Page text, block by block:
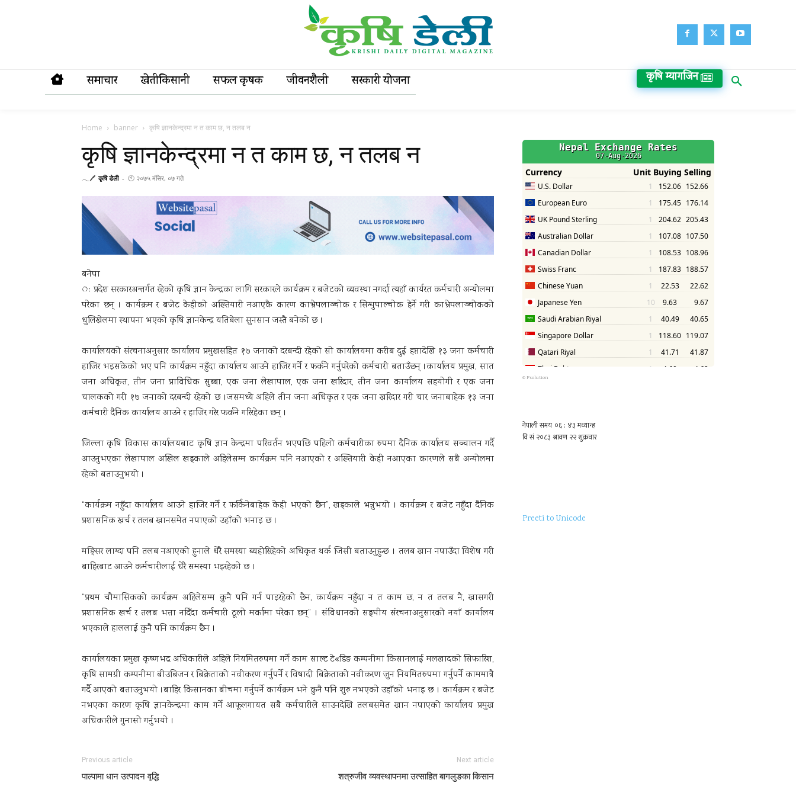
समाचार खेतीकिसानी सफल कृषक जीवनशैली सरकारी याेजना कृषि म्यागजिन
Home banner कृषि ज्ञानकेन्द्रमा न त काम छ, न तलब न
कृषि ज्ञानकेन्द्रमा न त काम छ, न तलब न
𓂃🖊 कृषि डेली - 🕚 २०७५ मंसिर, ०७ गते
बनेपा
ः प्रदेश सरकारअन्तर्गत रहेको कृषि ज्ञान केन्द्रका लागि सरकारले कार्यक्रम र बजेटको व्यवस्था नगर्दा त्यहाँ कार्यरत कर्मचारी अन्योलमा
परेका छन् । कार्यक्रम र बजेट केहीको अख्तियारी नआएकै कारण काभ्रेपलाञ्चोक र सिन्धुपाल्चोक हेर्ने गरी काभ्रेपलाञ्चोकको
धुलिखेलमा स्थापना भएको कृषि ज्ञानकेन्द्र यतिबेला सुनसान जस्तै बनेको छ ।
कार्यालयको संरचनाअनुसार कार्यालय प्रमुखसहित १७ जनाको दरबन्दी रहेको सो कार्यालयमा करीब दुई हप्तादेखि १३ जना कर्मचारी
हाजिर भइसकेको भए पनि कार्यक्रम नहुँदा कार्यालय आउने हाजिर गर्ने र फर्कने गर्नुपरेको कर्मचारी बताउँछन् ।कार्यालय प्रमुख, सात
जना अधिकृत, तीन जना प्राविधिक सुब्बा, एक जना लेखापाल, एक जना खरिदार, तीन जना कार्यालय सहयोगी र एक जना
चालकको गरी १७ जनाको दरबन्दी रहेको छ ।जसमध्ये अहिले तीन जना अधिकृत र एक जना खरिदार गरी चार जनाबाहेक १३ जना
कर्मचारी दैनिक कार्यालय आउने र हाजिर गरेर फर्कने गरिरहेका छन् ।
जिल्ला कृषि विकास कार्यालयबाट कृषि ज्ञान केन्द्रमा परिवर्तन भएपछि पहिलो कर्मचारीका रुपमा दैनिक कार्यालय सञ्चालन गर्दै
आउनुभएका लेखापाल अखिल खड्काले अहिलेसम्म कार्यक्रम पनि नआएको र अख्तियारी केही नआएका कारणले सबै अन्योलमा
रहेको बताउनुभयो ।
“कार्यक्रम नहुँदा कार्यालय आउने हाजिर गर्ने र फर्किनेबाहेक केही भएको छैन”, खड्काले भन्नुभयो । कार्यक्रम र बजेट नहुँदा दैनिक
प्रशासनिक खर्च र तलब खानसमेत नपाएको उहाँको भनाइ छ ।
मङ्सिर लाग्दा पनि तलब नआएको हुनाले धेरै समस्या ब्यहोरिरहेको अधिकृत थर्क जिसी बताउनुहुन्छ । तलब खान नपाउँदा विशेष गरी
बाहिरबाट आउने कर्मचारीलाई धेरै समस्या भइरहेको छ ।
“प्रथम चौमासिकको कार्यक्रम अहिलेसम्म कुनै पनि गर्न पाइरहेको छैन, कार्यक्रम नहुँदा न त काम छ, न त तलब नै, खासगरी
प्रशासनिक खर्च र तलब भत्ता नदिँदा कर्मचारी ठूलो मर्कामा परेका छन्” । संविधानको सङ्घीय संरचनाअनुसारको नयाँ कार्यालय
भएकाले हाललाई कुनै पनि कार्यक्रम छैन ।
कार्यालयका प्रमुख कृष्णभद्र अधिकारीले अहिले नियमितरुपमा गर्ने काम साल्ट टे«डिङ कम्पनीमा किसानलाई मलखादको सिफारिश,
कृषि सामग्री कम्पनीमा बीउबिजन र बिक्रेताको नवीकरण गर्नुपर्ने र विषादी बिक्रेताको नवीकरण जुन नियमितरुपमा गर्नुपर्ने काममात्रै
गर्दै आएको बताउनुभयो ।बाहिर किसानका बीचमा गर्नुपर्ने कार्यक्रम भने कुनै पनि शुरु नभएको उहाँको भनाइ छ । कार्यक्रम र बजेट
नभएका कारण कृषि ज्ञानकेन्द्रमा काम गर्ने आफूलगायत सबै कर्मचारीले साउनदेखि तलबसमेत खान नपाएको कार्यालय प्रमुख
अधिकारीले गुनासो गर्नुभयो ।
Previous article
पाल्पामा धान उत्पादन वृद्धि
Next article
शत्रुजीव व्यवस्थापनमा उत्साहित बागलुङका किसान
© Psolution
Preeti to Unicode